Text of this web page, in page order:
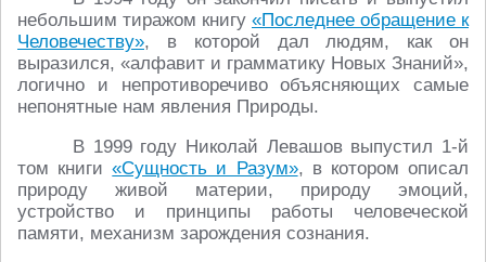
небольшим тиражом книгу «Последнее обращение к
Человечеству», в которой дал людям, как он
выразился, «алфавит и грамматику Новых Знаний»,
логично и непротиворечиво объясняющих самые
непонятные нам явления Природы.
В 1999 году Николай Левашов выпустил 1-й
том книги«Сущность и Разум», в котором описал
природу живой материи, природу эмоций,
устройство и принципы работы человеческой
памяти, механизм зарождения сознания.